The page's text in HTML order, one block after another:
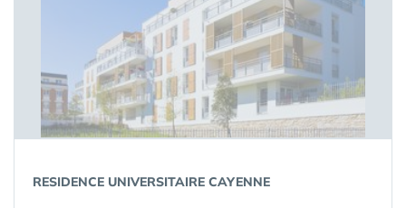
RESIDENCE UNIVERSITAIRE CAYENNE